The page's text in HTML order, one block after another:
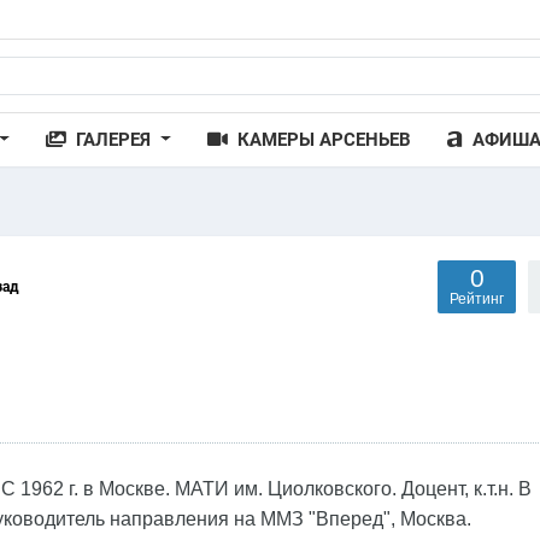
ГАЛЕРЕЯ КАМЕРЫ АРСЕНЬЕВ
0
Рейтинг
1962 г. в Москве. МАТИ им. Циолковского. Доцент, к.т.н. В
направления на ММЗ "Вперед", Москва.